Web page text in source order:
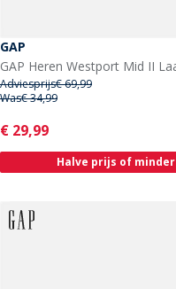
GAP
Adviesprijs€ 69,99
Was€ 34,99
Current
€ 29,99
Halve prijs of minder